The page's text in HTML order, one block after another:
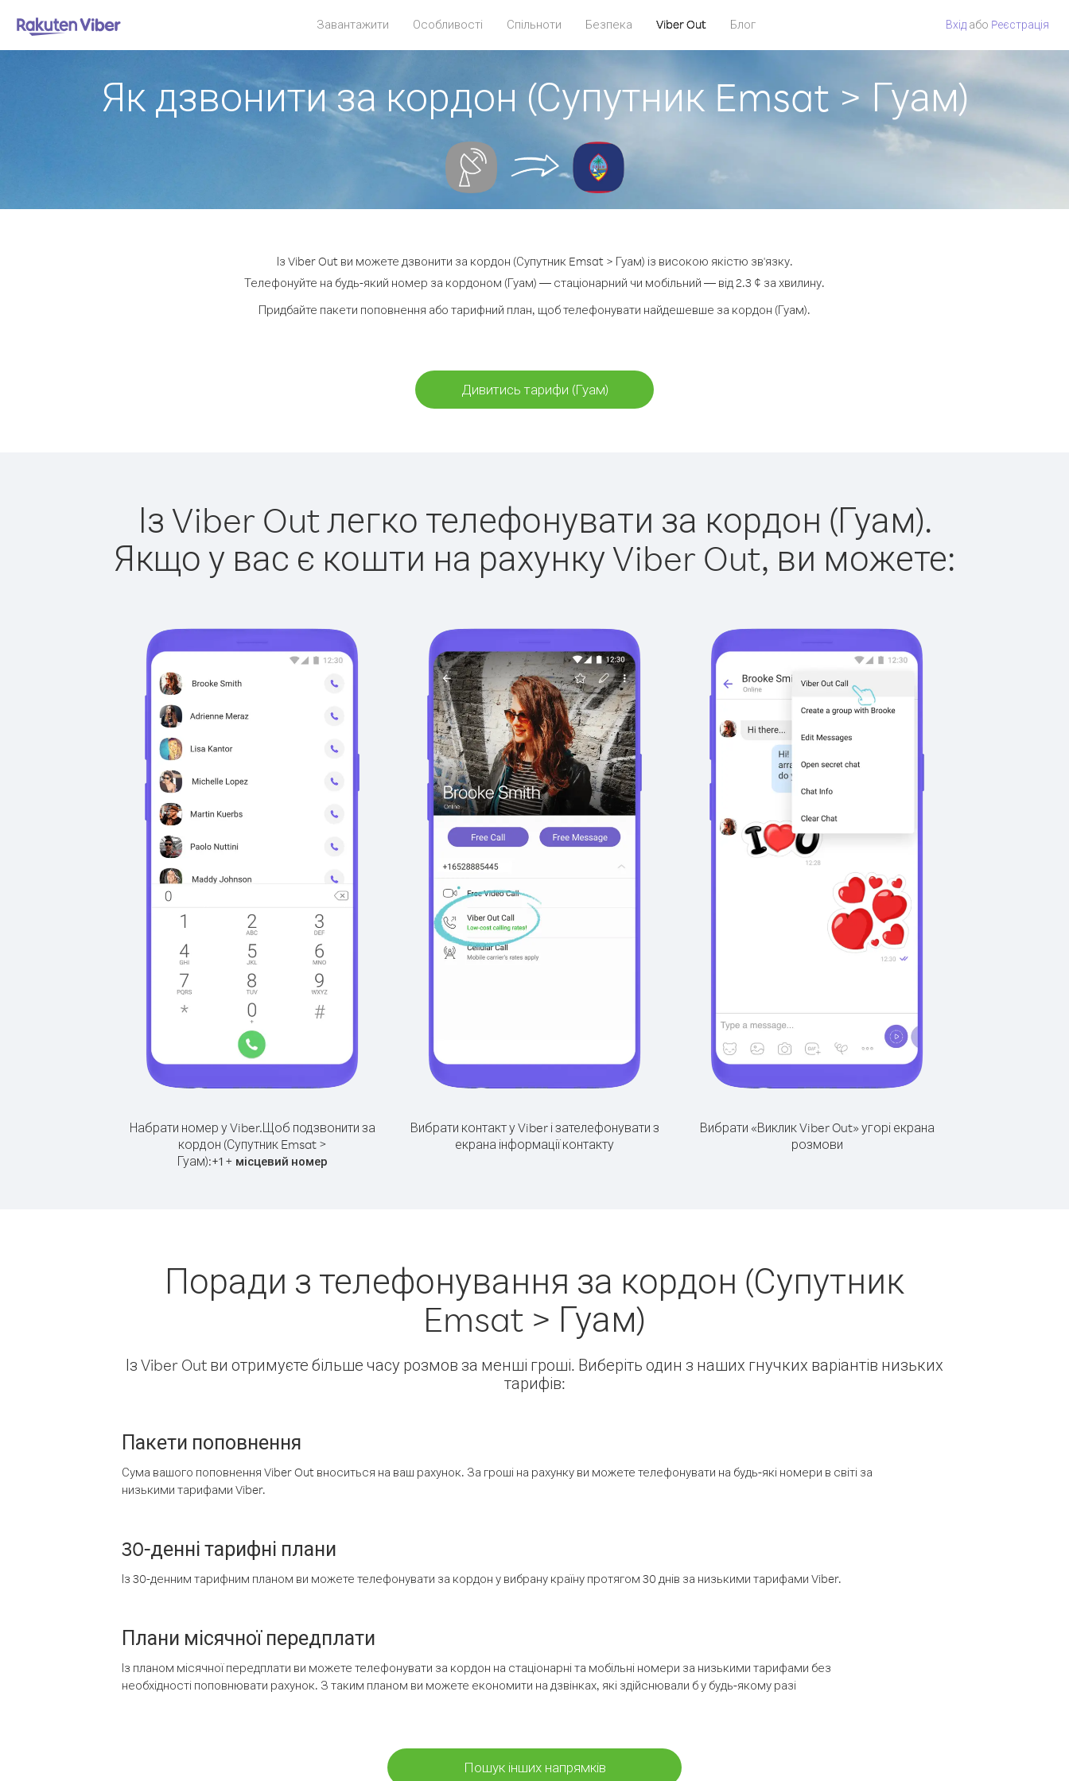
Завантажити Особливості Спільноти Безпека Viber Out Блог Вхід або Pеєстрація
Як дзвонити за кордон (Супутник Emsat > Гуам)
Із Viber Out ви можете дзвонити за кордон (Супутник Emsat > Гуам) із високою якістю зв'язку.
Телефонуйте на будь-який номер за кордоном (Гуам) — стаціонарний чи мобільний — від 2.3 ¢ за хвилину.
Придбайте пакети поповнення або тарифний план, щоб телефонувати найдешевше за кордон (Гуам).
Дивитись тарифи (Гуам)
Із Viber Out легко телефонувати за кордон (Гуам).
Якщо у вас є кошти на рахунку Viber Out, ви можете:
Набрати номер у Viber.Щоб подзвонити за
кордон (Супутник Emsat >
Гуам):+1+ місцевий номер
Вибрати контакт у Viber і зателефонувати з
екрана інформації контакту
Вибрати «Виклик Viber Out» угорі екрана
розмови
Поради з телефонування за кордон (Супутник
Emsat > Гуам)
Із Viber Out ви отримуєте більше часу розмов за менші гроші. Виберіть один з наших гнучких варіантів низьких
тарифів:
Пакети поповнення
Сума вашого поповнення Viber Out вноситься на ваш рахунок. За гроші на рахунку ви можете телефонувати на будь-які номери в світі за
низькими тарифами Viber.
30-денні тарифні плани
Із 30-денним тарифним планом ви можете телефонувати за кордон у вибрану країну протягом 30 днів за низькими тарифами Viber.
Плани місячної передплати
Із планом місячної передплати ви можете телефонувати за кордон на стаціонарні та мобільні номери за низькими тарифами без
необхідності поповнювати рахунок. З таким планом ви можете економити на дзвінках, які здійснювали б у будь-якому разі
Пошук інших напрямків